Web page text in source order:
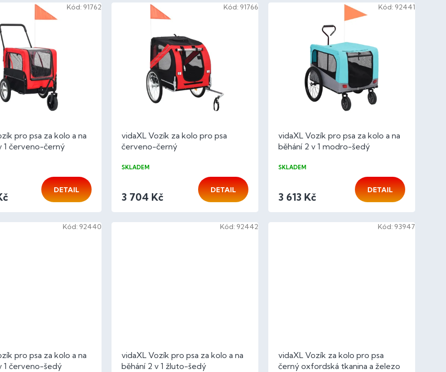
pro psa za kolo a na
1 červeno-černý
DETAIL
Kód: 91762
vidaXL Vozík za kolo pro psa
červeno-černý
SKLADEM
3 704 Kč
DETAIL
Kód: 91766
vidaXL Vozík pro psa za kolo a na
běhání 2 v 1 modro-šedý
SKLADEM
3 613 Kč
DETAIL
Kód: 92441
pro psa za kolo a na
1 červeno-šedý
Kód: 92440
vidaXL Vozík pro psa za kolo a na
běhání 2 v 1 žluto-šedý
Kód: 92442
vidaXL Vozík za kolo pro psa
černý oxfordská tkanina a železo
Kód: 93947